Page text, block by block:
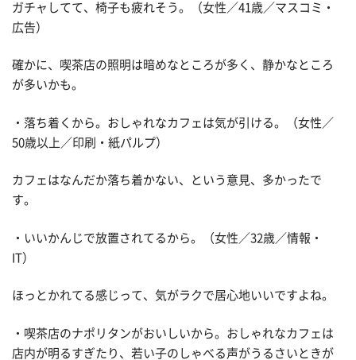
ガチャしてて、椅子も疲れそう。（女性／41歳／マスコミ・
広告）
確かに、喫茶店の照明は暗めなところが多く、静かなところ
が多いかも。
・落ち着くから。おしゃれなカフェは気が引ける。（女性／
50歳以上／印刷・紙パルプ）
カフェはなんだか落ち着かない、という意見、多かったで
す。
・いいかんじで放置されてるから。（女性／32歳／情報・
IT）
ほっとかれてる感じって、気がラクで居心地いいですよね。
・喫茶店のナポリタンがおいしいから。おしゃれなカフェは
店内が明るすぎたり、若い子のしゃべる声がうるさいときが